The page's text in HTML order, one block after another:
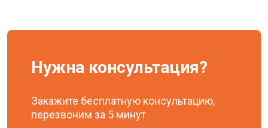
Нужна консультация?
Закажите бесплатную консультацию,
перезвоним за 5 минут